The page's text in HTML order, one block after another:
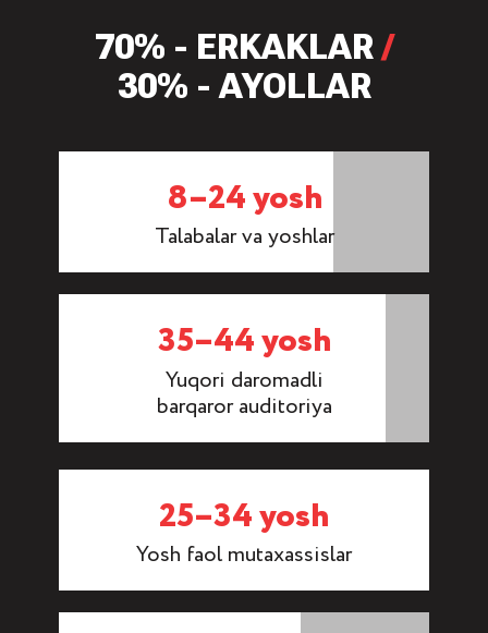
70% - ERKAKLAR/
30% - AYOLLAR
8–24 yosh
Talabalar va yoshlar
35–44 yosh
Yuqori daromadli
barqaror auditoriya
25–34 yosh
Yosh faol mutaxassislar